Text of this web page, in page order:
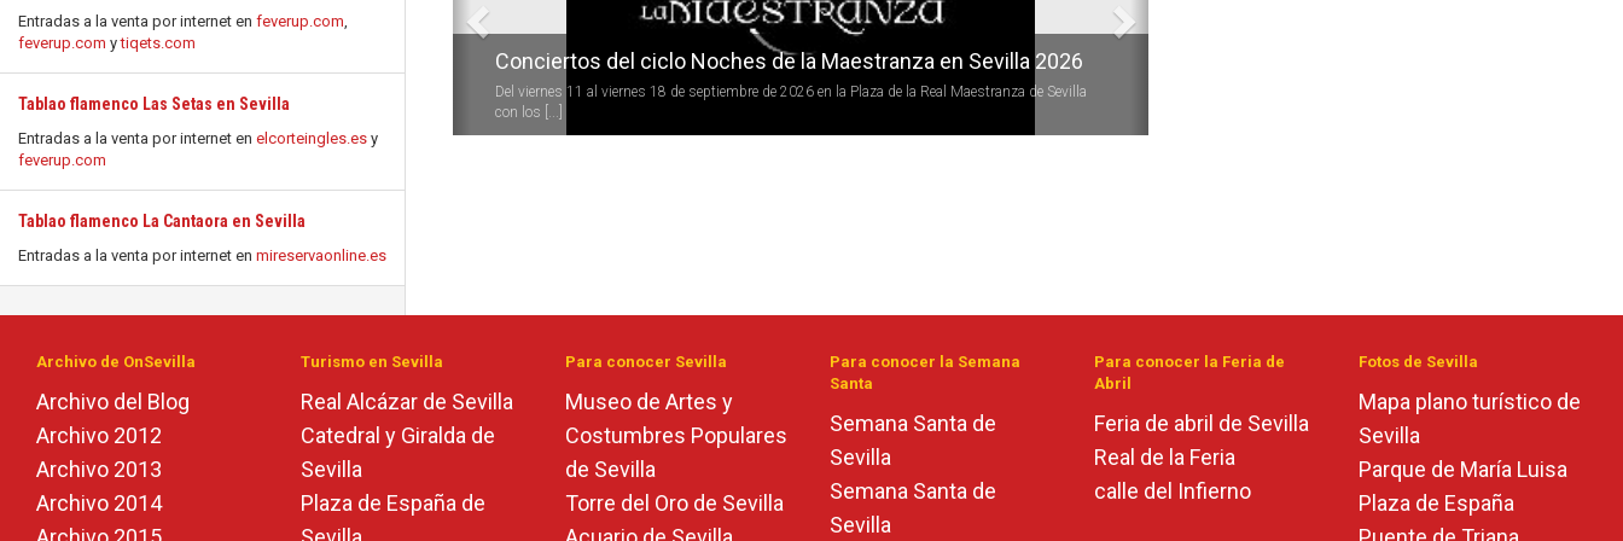
Entradas a la venta por internet en feverup.com,
feverup.com ytiqets.com
Tablao flamenco Las Setas en Sevilla
Entradas a la venta por internet en elcorteingles.es y
feverup.com
Tablao flamenco La Cantaora en Sevilla
Entradas a la venta por internet en mireservaonline.es
Conciertos del ciclo Noches de la Maestranza en Sevilla 2026
Del viernes 11 al viernes 18 de septiembre de 2026 en la Plaza de la Real Maestranza de Sevilla
con los [...]
Archivo de OnSevilla
Archivo del Blog
Archivo 2012
Archivo 2013
Archivo 2014
Turismo en Sevilla
Real Alcázar de Sevilla
Catedral y Giralda de
Sevilla
Plaza de España de
Para conocer Sevilla
Museo de Artes y
Costumbres Populares
de Sevilla
Torre del Oro de Sevilla
Para conocer la Semana
Santa
Semana Santa de
Sevilla
Semana Santa de
Sevilla
Para conocer la Feria de
Abril
Feria de abril de Sevilla
Real de la Feria
calle del Infierno
Fotos de Sevilla
Mapa plano turístico de
Sevilla
Parque de María Luisa
Plaza de España